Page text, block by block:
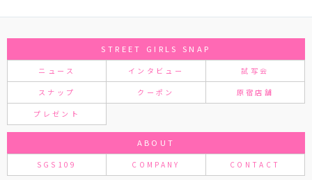
STREET GIRLS SNAP
ニュース インタビュー 試写会
スナップ クーポン 原宿店舗
プレゼント
ABOUT
SGS109 COMPANY CONTACT